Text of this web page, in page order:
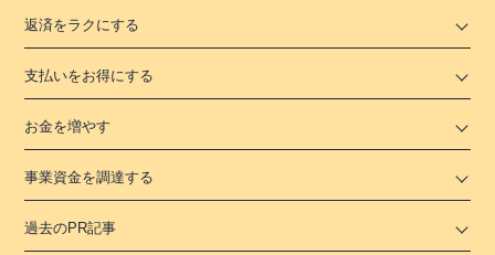
返済をラクにする
支払いをお得にする
お金を増やす
事業資金を調達する
過去のPR記事